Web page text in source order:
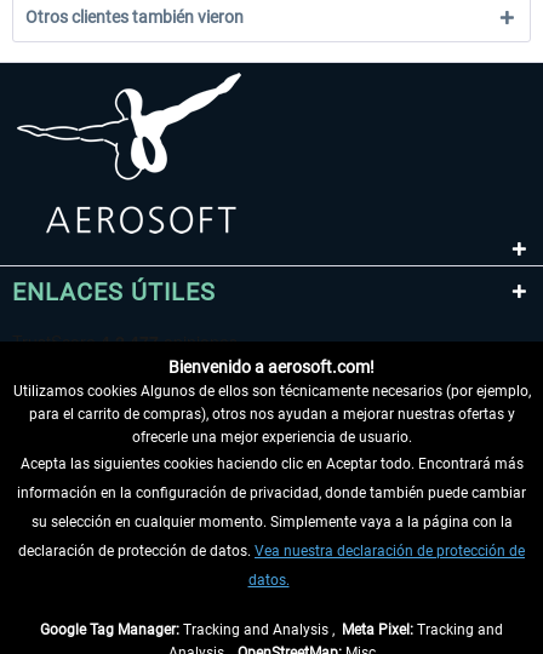
Otros clientes también vieron
ENLACES ÚTILES
DESISTIR DEL CONTRATO
INFORMACIÓN
Bienvenido a aerosoft.com!
Utilizamos cookies Algunos de ellos son técnicamente necesarios (por ejemplo,
para el carrito de compras), otros nos ayudan a mejorar nuestras ofertas y
ofrecerle una mejor experiencia de usuario.
Acepta las siguientes cookies haciendo clic en Aceptar todo. Encontrará más
información en la configuración de privacidad, donde también puede cambiar
su selección en cualquier momento. Simplemente vaya a la página con la
declaración de protección de datos. Vea nuestra declaración de protección de
datos.
Google Tag Manager: Tracking and Analysis , Meta Pixel: Tracking and